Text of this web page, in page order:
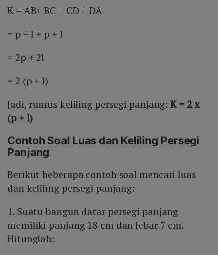
K = AB+ BC + CD + DA
= p + l + p + l
= 2p + 2l
= 2 (p + l)
Jadi, rumus keliling persegi panjang:K = 2 x
(p + l)
Contoh Soal Luas dan Keliling Persegi
Panjang
Berikut beberapa contoh soal mencari luas
dan keliling persegi panjang:
1. Suatu bangun datar persegi panjang
memiliki panjang 18 cm dan lebar 7 cm.
Hitunglah: